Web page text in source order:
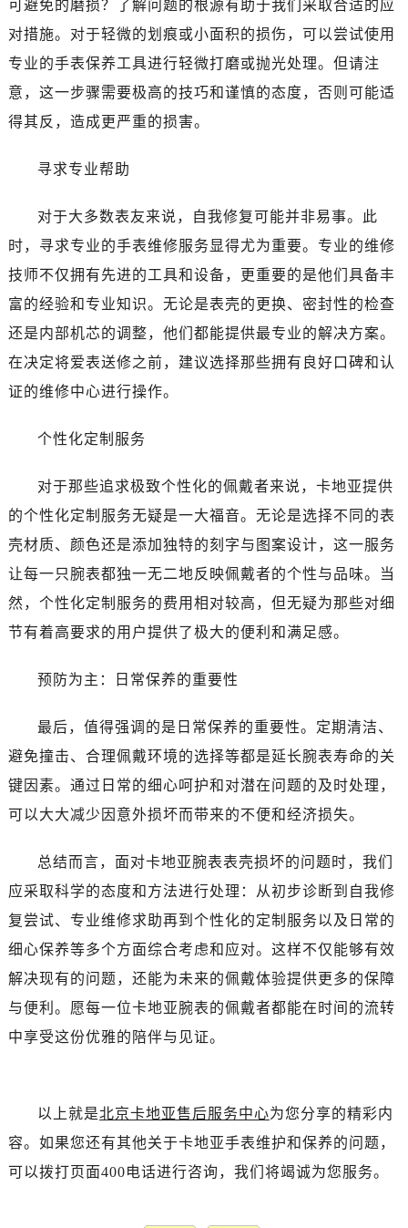
可避免的磨损？了解问题的根源有助于我们采取合适的应
对措施。对于轻微的划痕或小面积的损伤，可以尝试使用
专业的手表保养工具进行轻微打磨或抛光处理。但请注
意，这一步骤需要极高的技巧和谨慎的态度，否则可能适
得其反，造成更严重的损害。
寻求专业帮助
对于大多数表友来说，自我修复可能并非易事。此
时，寻求专业的手表维修服务显得尤为重要。专业的维修
技师不仅拥有先进的工具和设备，更重要的是他们具备丰
富的经验和专业知识。无论是表壳的更换、密封性的检查
还是内部机芯的调整，他们都能提供最专业的解决方案。
在决定将爱表送修之前，建议选择那些拥有良好口碑和认
证的维修中心进行操作。
个性化定制服务
对于那些追求极致个性化的佩戴者来说，卡地亚提供
的个性化定制服务无疑是一大福音。无论是选择不同的表
壳材质、颜色还是添加独特的刻字与图案设计，这一服务
让每一只腕表都独一无二地反映佩戴者的个性与品味。当
然，个性化定制服务的费用相对较高，但无疑为那些对细
节有着高要求的用户提供了极大的便利和满足感。
预防为主：日常保养的重要性
最后，值得强调的是日常保养的重要性。定期清洁、
避免撞击、合理佩戴环境的选择等都是延长腕表寿命的关
键因素。通过日常的细心呵护和对潜在问题的及时处理，
可以大大减少因意外损坏而带来的不便和经济损失。
总结而言，面对卡地亚腕表表壳损坏的问题时，我们
应采取科学的态度和方法进行处理：从初步诊断到自我修
复尝试、专业维修求助再到个性化的定制服务以及日常的
细心保养等多个方面综合考虑和应对。这样不仅能够有效
解决现有的问题，还能为未来的佩戴体验提供更多的保障
与便利。愿每一位卡地亚腕表的佩戴者都能在时间的流转
中享受这份优雅的陪伴与见证。
以上就是北京卡地亚售后服务中心为您分享的精彩内
容。如果您还有其他关于卡地亚手表维护和保养的问题，
可以拨打页面400电话进行咨询，我们将竭诚为您服务。